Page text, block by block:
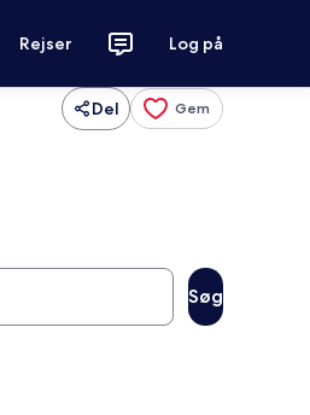
Rejser Log på
Del Gem
Søg